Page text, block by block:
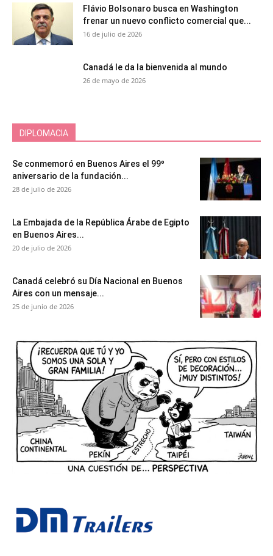
Flávio Bolsonaro busca en Washington
frenar un nuevo conflicto comercial que...
16 de julio de 2026
Canadá le da la bienvenida al mundo
26 de mayo de 2026
DIPLOMACIA
Se conmemoró en Buenos Aires el 99º
aniversario de la fundación...
28 de julio de 2026
La Embajada de la República Árabe de Egipto
en Buenos Aires...
20 de julio de 2026
Canadá celebró su Día Nacional en Buenos
Aires con un mensaje...
25 de junio de 2026